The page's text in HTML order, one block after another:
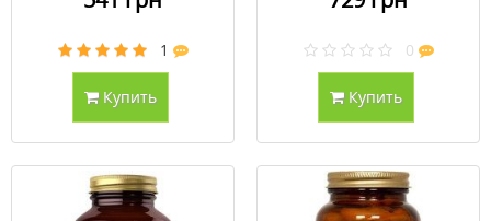
1
Купить
0
Купить